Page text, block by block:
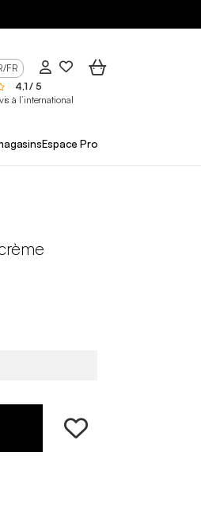
FR
4,1 / 5
à l’international
Espace Pro